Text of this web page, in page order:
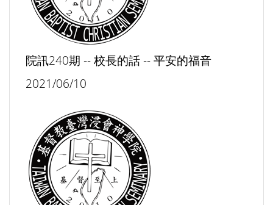
院訊240期 -- 校長的話 -- 平安的福音
2021/06/10